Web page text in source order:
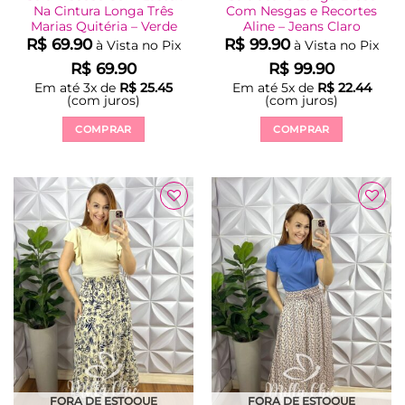
Na Cintura Longa Três
Marias Quitéria – Verde
R$ 69.90 à Vista no Pix
R$ 69.90
Em até 3x de R$ 25.45
(com juros)
COMPRAR
tem
várias
variantes.
As
opções
podem
ser
escolhidas
na
página
do
produto
Com Nesgas e Recortes
Aline – Jeans Claro
R$ 99.90 à Vista no Pix
R$ 99.90
Em até 5x de R$22.44
(com juros)
COMPRAR
tem
várias
variantes.
As
opções
podem
ser
escolhidas
na
página
do
produto
FORA DE ESTOQUE FORA DE ESTOQUE